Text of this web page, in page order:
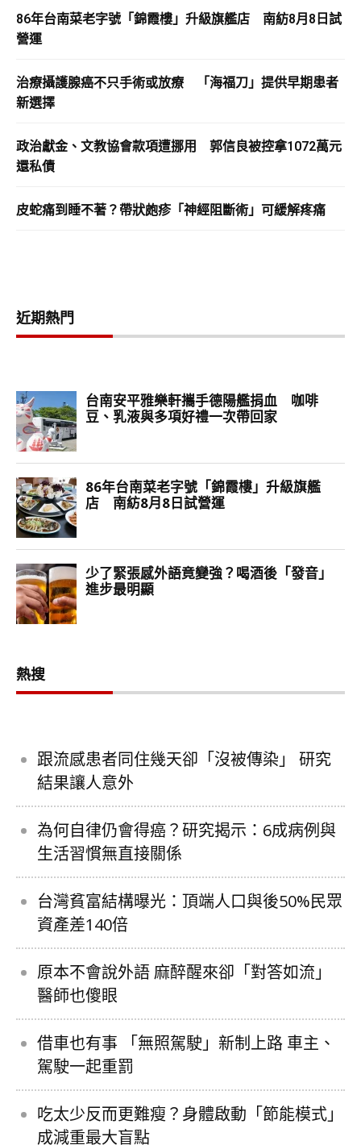
86年台南菜老字號「錦霞樓」升級旗艦店 南紡8月8日試
營運
治療攝護腺癌不只手術或放療 「海福刀」提供早期患者
新選擇
政治獻金、文教協會款項遭挪用 郭信良被控拿1072萬元
還私債
皮蛇痛到睡不著？帶狀皰疹「神經阻斷術」可緩解疼痛
近期熱門
熱搜
跟流感患者同住幾天卻「沒被傳染」 研究
結果讓人意外
為何自律仍會得癌？研究揭示：6成病例與
生活習慣無直接關係
台灣貧富結構曝光：頂端人口與後50%民眾
資產差140倍
原本不會說外語 麻醉醒來卻「對答如流」
醫師也傻眼
借車也有事 「無照駕駛」新制上路 車主、
駕駛一起重罰
吃太少反而更難瘦？身體啟動「節能模式」
成減重最大盲點